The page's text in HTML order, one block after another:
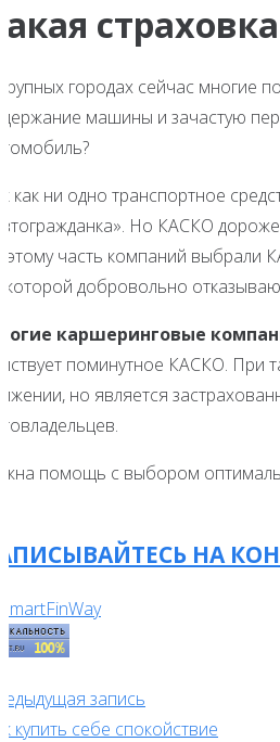
городах сейчас многие
машины и зачастую
как ни одно транспортное
Но КАСКО
часть компаний выбрали
которой добровольно
ногие каршеринговые
поминутное КАСКО. При
но является
помощь с выбором
НА
запись
купить себе спокойствие